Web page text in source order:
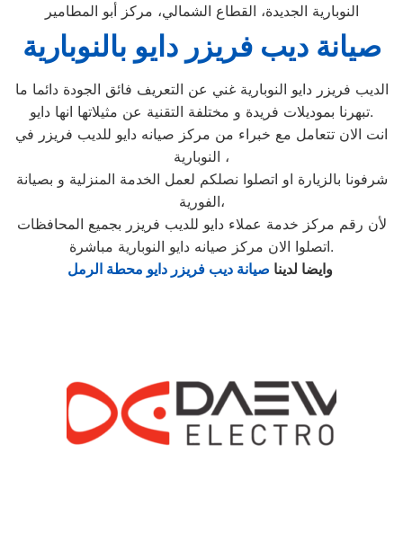
النوبارية الجديدة، القطاع الشمالي، مركز أبو المطامير
صيانة ديب فريزر دايو بالنوبارية
الديب فريزر دايو النوبارية غني عن التعريف فائق الجودة دائما ما
تبهرنا بموديلات فريدة و مختلفة التقنية عن مثيلاتها انها دايو.
انت الان تتعامل مع خبراء من مركز صيانه دايو للديب فريزر في
النوبارية ،
شرفونا بالزيارة او اتصلوا نصلكم لعمل الخدمة المنزلية و بصيانة
الفورية،
لأن رقم مركز خدمة عملاء دايو للديب فريزر بجميع المحافظات
اتصلوا الان مركز صيانه دايو النوبارية مباشرة.
وايضا لديناصيانة ديب فريزر دايو محطة الرمل